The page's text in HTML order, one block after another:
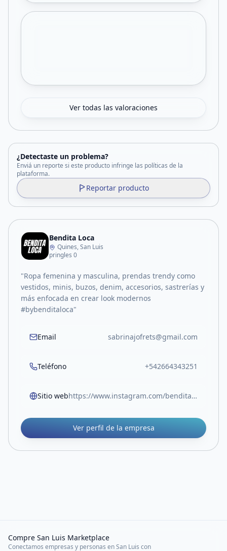
Ver todas las valoraciones
¿Detectaste un problema?
Enviá un reporte si este producto infringe las políticas de la
plataforma.
Reportar producto
Bendita Loca
Quines, San Luis
pringles 0
"Ropa femenina y masculina, prendas trendy como
vestidos, minis, buzos, denim, accesorios, sastrerías y
más enfocada en crear look modernos
#bybenditaloca"
Email sabrinajofrets@gmail.com
Teléfono +542664343251
Sitio web https://www.instagram.com/bendita_locaok/
Ver perfil de la empresa
Compre San Luis Marketplace
Conectamos empresas y personas en San Luis con